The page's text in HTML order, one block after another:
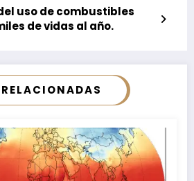
uso de combustibles
de vidas al año.